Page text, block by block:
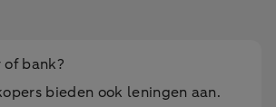
bank?
bieden ook leningen aan.